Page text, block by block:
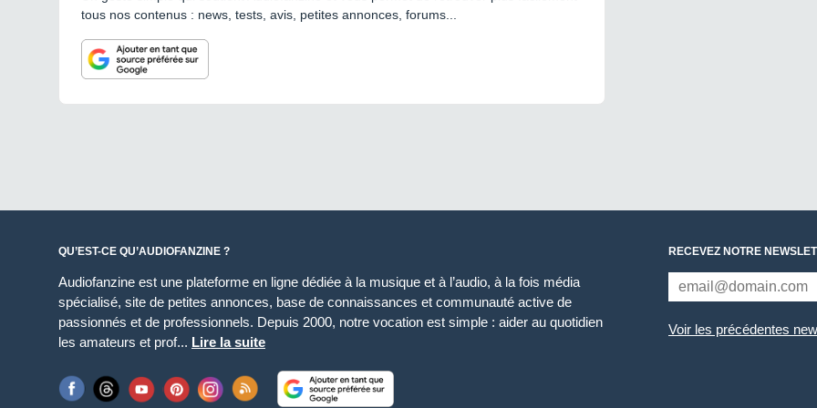
tous nos contenus : news, tests, avis, petites annonces, forums...
QU’EST-CE QU’AUDIOFANZINE ?
Audiofanzine est une plateforme en ligne dédiée à la musique et à l’audio, à la fois média
spécialisé, site de petites annonces, base de connaissances et communauté active de
passionnés et de professionnels. Depuis 2000, notre vocation est simple : aider au quotidien
les amateurs et prof... Lire la suite
RECEVEZ NOTRE
Voir les précédentes